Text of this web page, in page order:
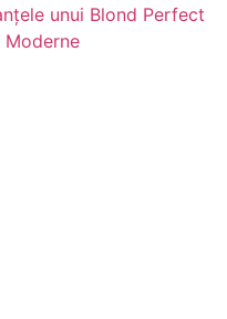
unui Blond Perfect
Moderne